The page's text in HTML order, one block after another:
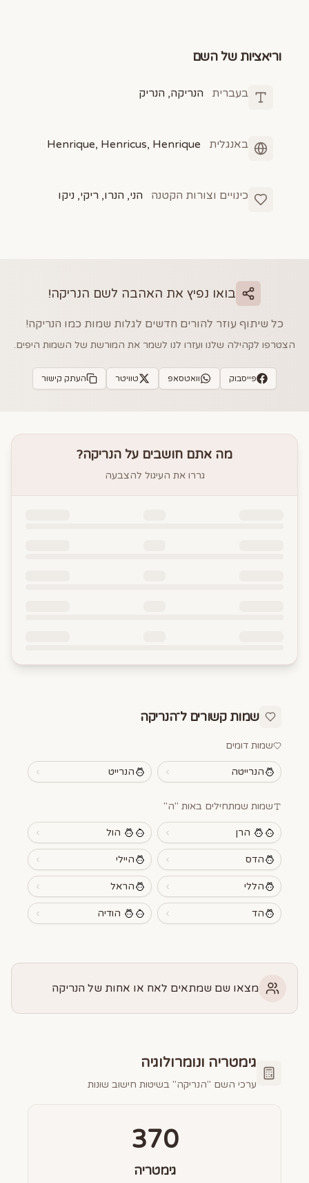
וריאציות של השם
בעברית הנריקה, הנריק
באנגלית Henrique, Henricus, Henrique
כינויים וצורות הקטנה הני, הנרו, ריקי, ניקו
בואו נפיץ את האהבה לשם הנריקה!
כל שיתוף עוזר להורים חדשים לגלות שמות כמו הנריקה!
הצטרפו לקהילה שלנו ועזרו לנו לשמר את המורשת של השמות היפים.
פייסבוק וואטסאפ טוויטר העתק קישור
מה אתם חושבים על הנריקה?
גררו את העיגול להצבעה
שמות קשורים ל־הנריקה
שמות דומים
הנרייטה הנרייט
שמות שמתחילים באות "ה"
הרן הול
הדס היילי
הללי הראל
הד הודיה
מצאו שם שמתאים לאח או אחות של הנריקה
גימטריה ונומרולוגיה
ערכי השם "הנריקה" בשיטות חישוב שונות
370
גימטריה